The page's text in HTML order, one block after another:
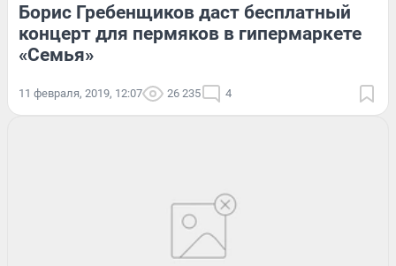
Борис Гребенщиков даст бесплатный
концерт для пермяков в гипермаркете
«Семья»
11 февраля, 2019, 12:07 26 235 4